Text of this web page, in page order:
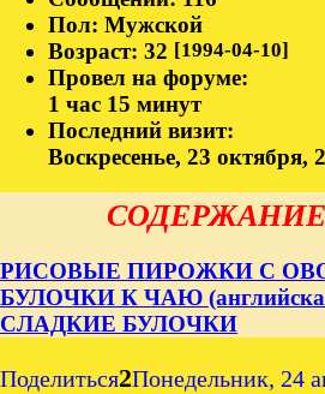
Пол: Мужской
Возраст: 32 [1994-04-10]
Провел на форуме:
1 час 15 минут
Последний визит:
Воскресенье, 23 октября,
РИСОВЫЕ ПИРОЖКИ С
БУЛОЧКИ К ЧАЮ
СЛАДКИЕ БУЛОЧКИ
Поделиться2Понедельник, 24